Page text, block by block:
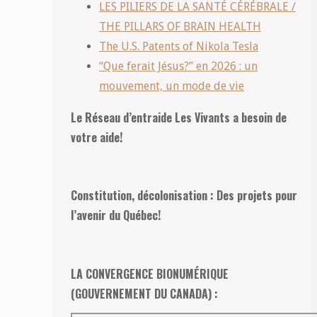
LES PILIERS DE LA SANTÉ CÉRÉBRALE /
THE PILLARS OF BRAIN HEALTH
The U.S. Patents of Nikola Tesla
“Que ferait Jésus?” en 2026 : un
mouvement, un mode de vie
Le Réseau d’entraide Les Vivants a besoin de
votre aide!
Constitution, décolonisation : Des projets pour
l’avenir du Québec!
LA CONVERGENCE BIONUMÉRIQUE
(GOUVERNEMENT DU CANADA) :